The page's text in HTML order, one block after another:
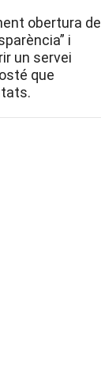
obertura del
i
un servei
que